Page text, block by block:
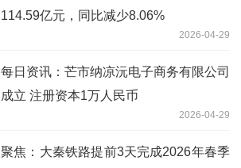
114.59亿元，同比减少8.06%
2026-04-29
每日资讯：芒市纳凉沅电子商务有限公司
成立 注册资本1万人民币
2026-04-29
聚焦：大秦铁路提前3天完成2026年春季